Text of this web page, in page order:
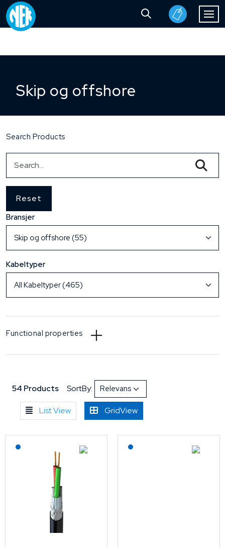
Skip og offshore
Search Products
Reset
Bransjer
Kabeltyper
Functional properties
54 Products SortBy:
List View GridView
Lagerført: NEK Kabel Lagerført: NEK Kabel